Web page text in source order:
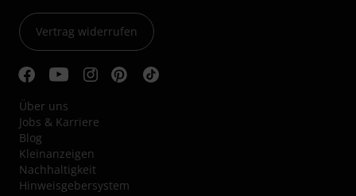
Vertrag widerrufen
Über uns
Jobs & Karriere
Blog
Kleinanzeigen
Nachhaltigkeit
Hinweisgebersystem